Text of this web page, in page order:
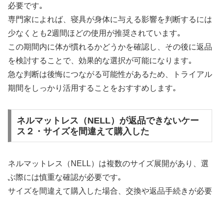
必要です｡
専門家によれば、寝具が身体に与える影響を判断するには
少なくとも2週間ほどの使用が推奨されています｡
この期間内に体が慣れるかどうかを確認し、その後に返品
を検討することで、効果的な選択が可能になります｡
急な判断は後悔につながる可能性があるため、トライアル
期間をしっかり活用することをおすすめします｡
ネルマットレス（NELL）が返品できないケー
ス２・サイズを間違えて購入した
ネルマットレス（NELL）は複数のサイズ展開があり、選
ぶ際には慎重な確認が必要です｡
サイズを間違えて購入した場合、交換や返品手続きが必要